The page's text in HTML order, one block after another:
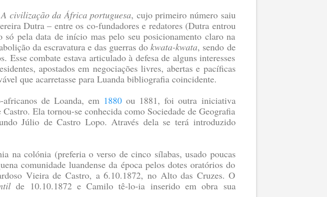
A civilização da África portuguesa, cujo primeiro número saiu
Dutra – entre os co-fundadores e redatores (Dutra entrou
pela data de início mas pelo seu posicionamento claro na
da escravatura e das guerras dokwata-kwata, sendo de
combate estava articulado à defesa de alguns interesses
apostados em negociações livres, abertas e pacíficas
que acarretasse para Luanda bibliografia coincidente.
africanos de Loanda, em 1880 ou 1881, foi outra iniciativa
Ela tornou-se conhecida como Sociedade de Geografia
Júlio de Castro Lopo. Através dela se terá introduzido
na colónia (preferia o verso de cinco sílabas, usado poucas
comunidade luandense da época pelos dotes oratórios do
Vieira de Castro, a 6.10.1872, no Alto das Cruzes. O
de 10.10.1872 e Camilo tê-lo-ia inserido em obra sua